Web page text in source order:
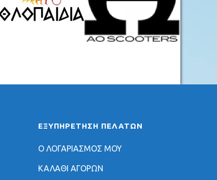
ΕΞΥΠΗΡΈΤΗΣΗ ΠΕΛΑΤΏΝ
Ο ΛΟΓΑΡΙΑΣΜΟΣ ΜΟΥ
ΚΑΛΑΘΙ ΑΓΟΡΩΝ